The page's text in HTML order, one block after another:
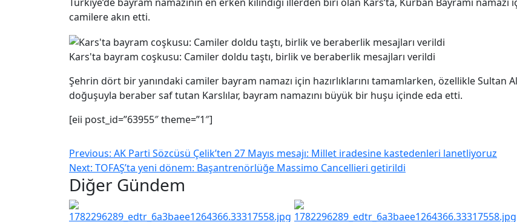
Türkiye’de bayram namazının en erken kılındığı illerden biri olan Kars’ta, Kurban Bayramı
camilere akın etti.
Kars'ta bayram coşkusu: Camiler doldu taştı, birlik ve beraberlik mesajları verildi
Şehrin dört bir yanındaki camiler bayram namazı için hazırlıklarını tamamlarken, özellikle
doğuşuyla beraber saf tutan Karslılar, bayram namazını büyük bir huşu içinde eda etti.
[eii post_id=”63955″ theme=”1″]
Previous: AK Parti Sözcüsü Çelik’ten 27 Mayıs mesajı: Millet iradesine kastedenleri lanetliyoruz
Next: TOFAŞ’ta yeni dönem: Başantrenörlüğe Massimo Cancellieri getirildi
Diğer Gündem